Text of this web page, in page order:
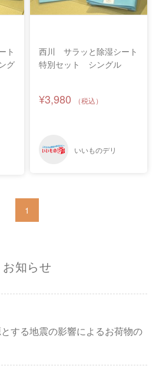
ト
グ
西川 サラッと除湿シート
特別セット シングル
¥3,980
1
お知らせ
する地震の影響によるお荷物の